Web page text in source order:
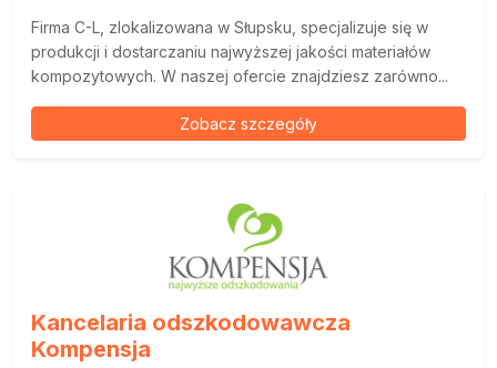
Firma C-L, zlokalizowana w Słupsku, specjalizuje się w
produkcji i dostarczaniu najwyższej jakości materiałów
kompozytowych. W naszej ofercie znajdziesz zarówno...
Zobacz szczegóły
Kancelaria odszkodowawcza
Kompensja